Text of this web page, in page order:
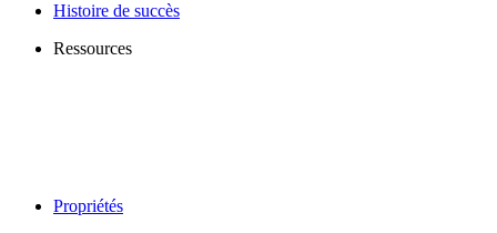
Histoire de succès
Ressources
Propriétés